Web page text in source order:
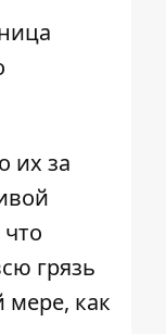
их за
грязь
мере, как